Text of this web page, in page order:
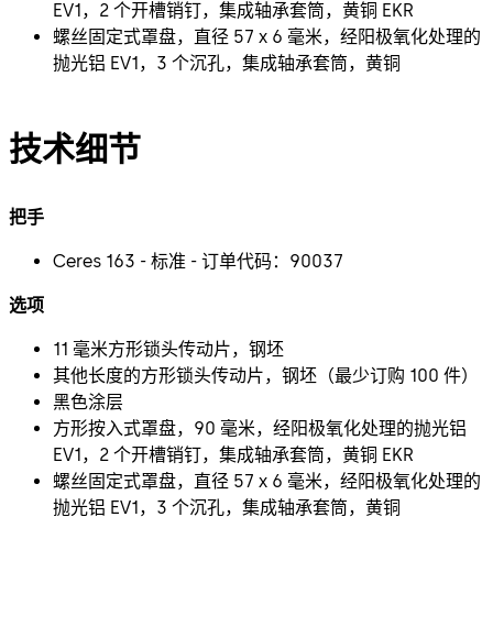
EV1，2 个开槽销钉，集成轴承套筒，黄铜 EKR
螺丝固定式罩盘，直径 57 x 6 毫米，经阳极氧化处理的
抛光铝 EV1，3 个沉孔，集成轴承套筒，黄铜
技术细节
把手
Ceres 163 - 标准 - 订单代码：90037
选项
11 毫米方形锁头传动片，钢坯
其他长度的方形锁头传动片，钢坯（最少订购 100 件）
黑色涂层
方形按入式罩盘，90 毫米，经阳极氧化处理的抛光铝
EV1，2 个开槽销钉，集成轴承套筒，黄铜 EKR
螺丝固定式罩盘，直径 57 x 6 毫米，经阳极氧化处理的
抛光铝 EV1，3 个沉孔，集成轴承套筒，黄铜